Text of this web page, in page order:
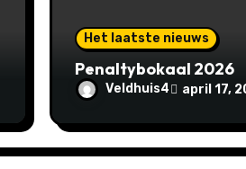
Het laatste nieuws
Penaltybokaal 2026
Veldhuis4 april 17,